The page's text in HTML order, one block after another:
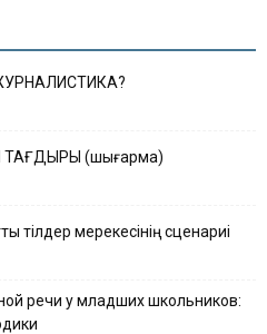
ТАҒДЫРЫ (шығарма)
мерекесінің сценариі
речи у младших школьников: